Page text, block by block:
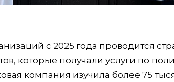
с 2025 года проводится
которые получали услуги по
компания изучила более 75